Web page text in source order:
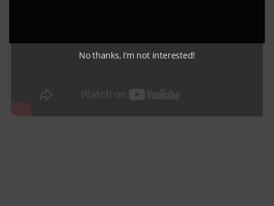
No thanks, I’m not interested!